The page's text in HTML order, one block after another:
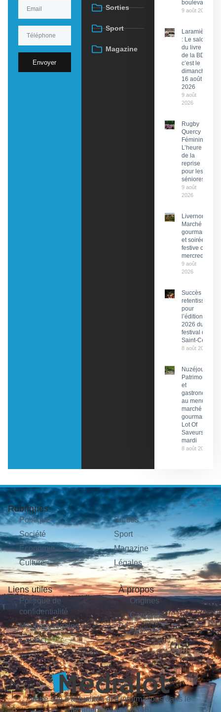
Envoyer
Sorties
Sport
Magazine
boulevard
9 août 2026
Laramière
: Le salon
du livre et
de la BD,
c’est le
dimanche
16 août
2026
9 août
2026
Rugby
Quercy
Féminin :
L’heure
de la
reprise
pour les
séniores
9 août
2026
Livernon :
Marché
gourmand
et soirée
festive ce
mercredi
9 août
2026
Succès
retentissant
pour
l’édition
2026 du
festival de
Saint-Céré
8 août 2026
Nuzéjouls :
Patrimoine
et
gastronomie
au menu du
marché
gourmand
Lot Of
Saveurs ce
mardi
8 août 2026
Rubriques
Politique
Société
Économie
Culture
Sorties
Sport
Magazine
Légales
Liens utiles
Politique de
confidentialité
Mentions légales
Contact
À propos
Origines
Carrières
Publicité
Votre site d'actualités et d'informations dans le
département du Lot (46).